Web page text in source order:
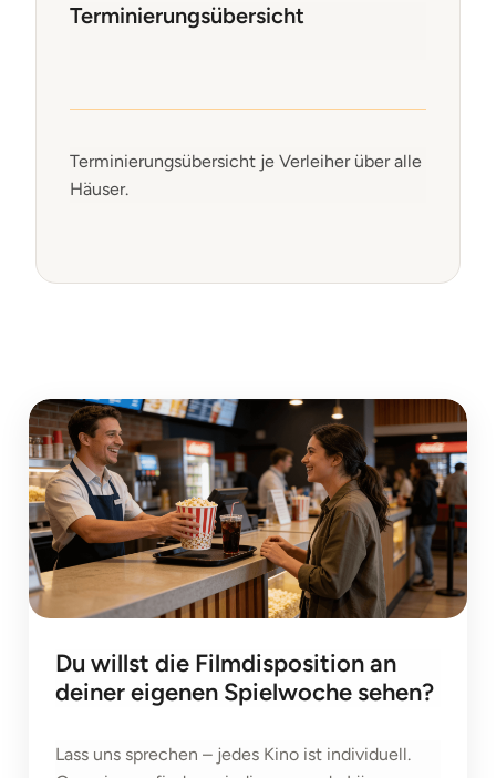
Terminierungsübersicht
Terminierungsübersicht je Verleiher über alle
Häuser.
Du willst die Filmdisposition an
deiner eigenen Spielwoche sehen?
Lass uns sprechen – jedes Kino ist individuell.